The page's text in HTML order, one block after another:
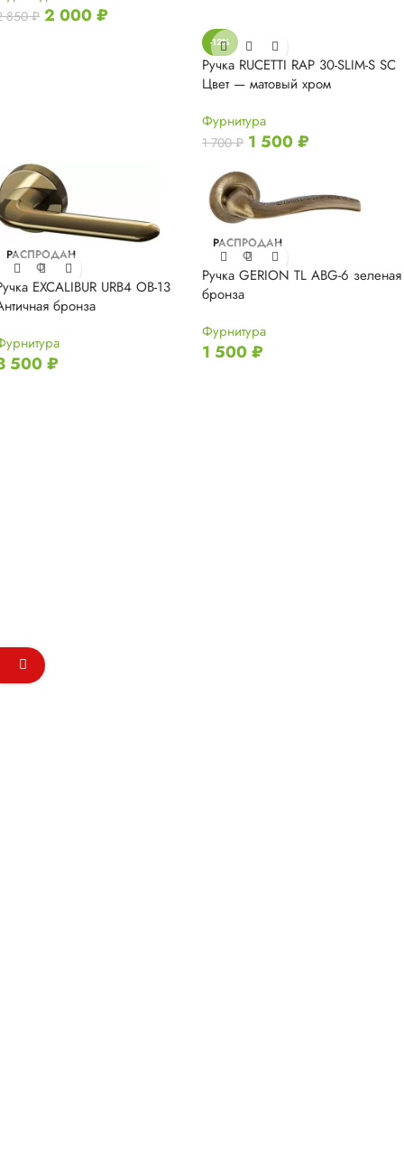
850₽ 2 000₽
-12%
Ручка RUCETTI RAP 30-SLIM-S SC
Цвет — матовый хром
Фурнитура
1 700₽ 1 500₽
РАСПРОДАН
О
EXCALIBUR URB4 OB-13
бронза
500₽
РАСПРОДАН
О
Ручка GERION TL ABG-6 зеленая
бронза
Фурнитура
1 500₽